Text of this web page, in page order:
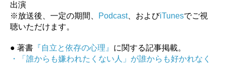
出演
※放送後、一定の期間、
Podcast、およびiTunesでご視
聴いただけます。
● 著書 『自立と依存の心理』 に関する記事掲載。
・「誰からも嫌われたくない人」が誰からも好かれなく